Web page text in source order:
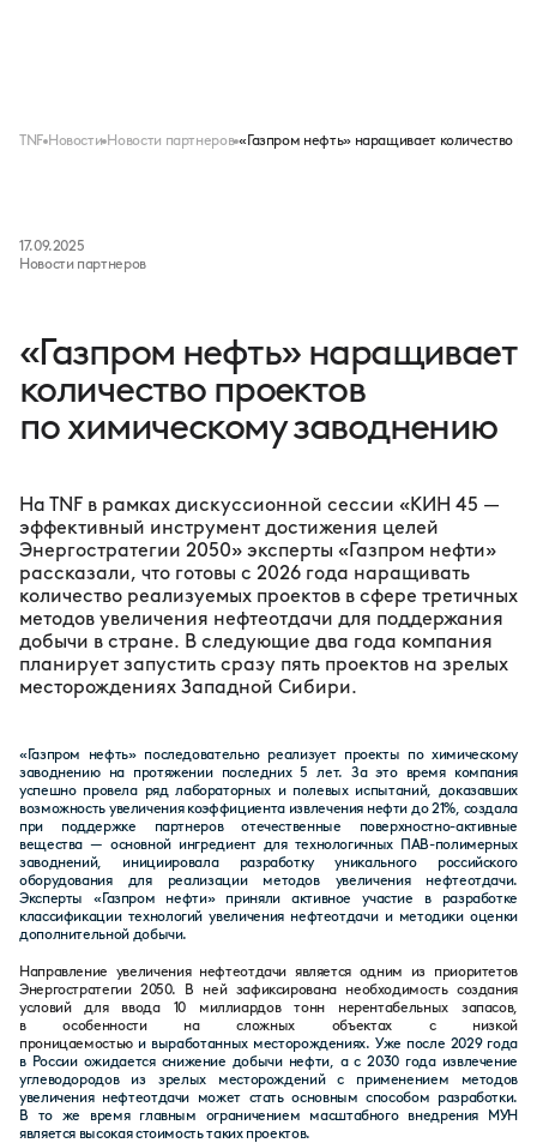
TNF Новости Новости партнеров «Газпром нефть» наращивает количество
17.09.2025
Новости партнеров
«Газпром нефть» наращивает
количество проектов
по химическому заводнению
На ТNF в рамках дискуссионной сессии «КИН 45 —
эффективный инструмент достижения целей
Энергостратегии 2050» эксперты «Газпром нефти»
рассказали, что готовы с 2026 года наращивать
количество реализуемых проектов в сфере третичных
методов увеличения нефтеотдачи для поддержания
добычи в стране. В следующие два года компания
планирует запустить сразу пять проектов на зрелых
месторождениях Западной Сибири.
«Газпром нефть» последовательно реализует проекты по химическому
заводнению на протяжении последних 5 лет. За это время компания
успешно провела ряд лабораторных и полевых испытаний, доказавших
возможность увеличения коэффициента извлечения нефти до 21%, создала
при поддержке партнеров отечественные поверхностно-активные
вещества — основной ингредиент для технологичных ПАВ-полимерных
заводнений, инициировала разработку уникального российского
оборудования для реализации методов увеличения нефтеотдачи.
Эксперты «Газпром нефти» приняли активное участие в разработке
классификации технологий увеличения нефтеотдачи и методики оценки
дополнительной добычи.
Направление увеличения нефтеотдачи является одним из приоритетов
Энергостратегии 2050. В ней зафиксирована необходимость создания
условий для ввода 10 миллиардов тонн нерентабельных запасов,
в особенности на сложных объектах с низкой
проницаемостью и выработанных месторождениях. Уже после 2029 года
в России ожидается снижение добычи нефти, а с 2030 года извлечение
углеводородов из зрелых месторождений с применением методов
увеличения нефтеотдачи может стать основным способом разработки.
В то же время главным ограничением масштабного внедрения МУН
является высокая стоимость таких проектов.